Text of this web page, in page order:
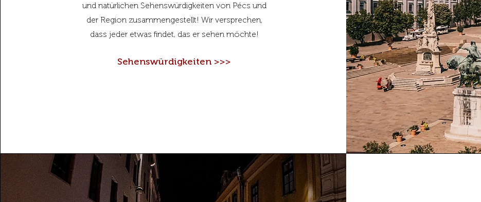
und natürlichen Sehenswürdigkeiten von Pécs und
der Region zusammengestellt! Wir versprechen,
dass jeder etwas findet, das er sehen möchte!
Sehenswürdigkeiten >>>